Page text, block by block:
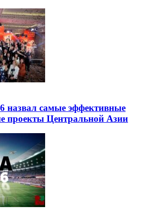
назвал самые эффективные
проекты Центральной Азии